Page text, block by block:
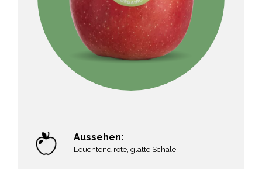
Aussehen:
Leuchtend rote, glatte Schale